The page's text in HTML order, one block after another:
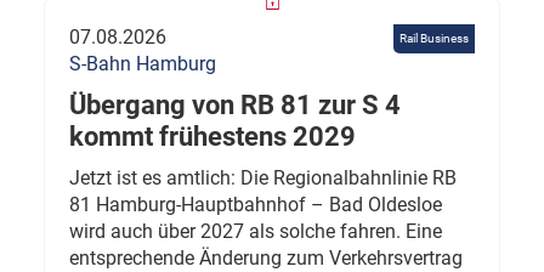
Rail Business
07.08.2026
S-Bahn Hamburg
Übergang von RB 81 zur S 4
kommt frühestens 2029
Jetzt ist es amtlich: Die Regionalbahnlinie RB
81 Hamburg-Hauptbahnhof – Bad Oldesloe
wird auch über 2027 als solche fahren. Eine
entsprechende Änderung zum Verkehrsvertrag